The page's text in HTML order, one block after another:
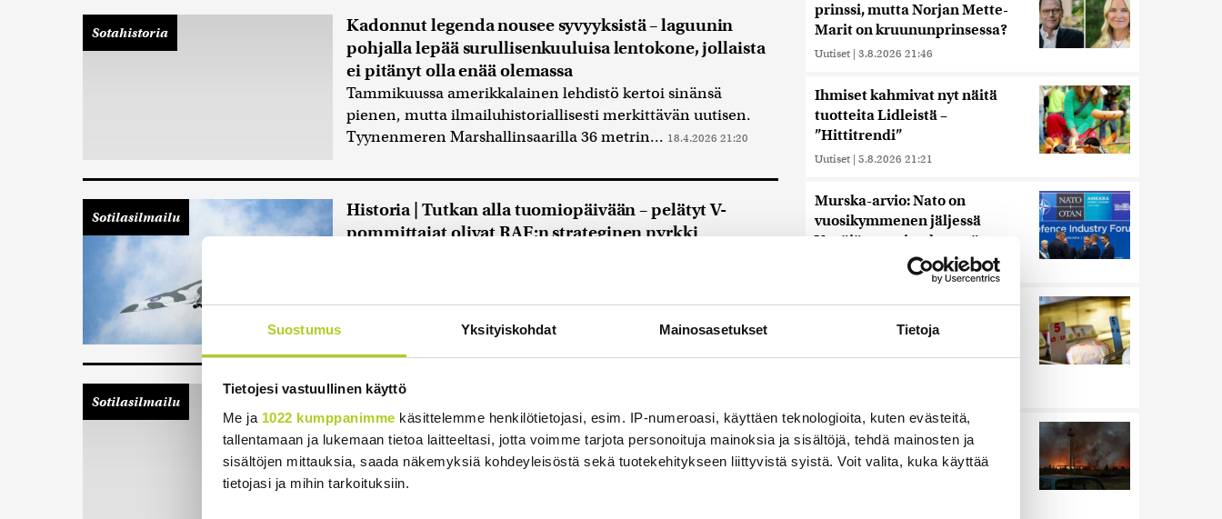
Suostumus Yksityiskohdat Mainosasetukset Tietoja
Tietojesi vastuullinen käyttö
Me ja 1022 kumppanimme käsittelemme henkilötietojasi, esim. IP-numeroasi, käyttäen teknologioita, kuten evästeitä,
tallentamaan ja lukemaan tietoa laitteeltasi, jotta voimme tarjota personoituja mainoksia ja sisältöjä, tehdä mainosten ja
sisältöjen mittauksia, saada näkemyksiä kohdeyleisöstä sekä tuotekehitykseen liittyvistä syistä. Voit valita, kuka käyttää
tietojasi ja mihin tarkoituksiin.
Sotahistoria
Kadonnut legenda nousee syvyyksistä – laguunin
pohjalla lepää surullisenkuuluisa lentokone, jollaista
ei pitänyt olla enää olemassa
Tammikuussa amerikkalainen lehdistö kertoi sinänsä
pienen, mutta ilmailuhistoriallisesti merkittävän uutisen.
Tyynenmeren Marshallinsaarilla 36 metrin... 18.4.2026 21:20
Sotilasilmailu
Historia | Tutkan alla tuomiopäivään – pelätyt V-
pommittajat olivat RAF:n strateginen nyrkki
Sotilasilmailu
Oikukas hävittäjä teki saksalaislentäjien puolisoista
leskiä – F-104 Starfighter oli taivaan kaunein katastrofi
Kun amerikkalaisen sotateollisuuden tuorein luomus
Lockheed F-104 Starfighter tuotiin hallista päivänvaloon
1950-luvun puolivälissä...
prinssi, mutta Norjan Mette-
Marit on kruununprinsessa?
Uutiset | 3.8.2026 21:46
Ihmiset kahmivat nyt näitä
tuotteita Lidleistä –
”Hittitrendi”
Uutiset | 5.8.2026 21:21
Murska-arvio: Nato on
vuosikymmenen jäljessä
Venäjän suorituskyvystä
5.8.2026 22:15
Nämä ihmiset sairastuvat
muita herkemmin sydän- ja
Ukrainan mukaan yhtään
Venäjän ohjusta ei kyetty
pudottamaan iskussa, jossa